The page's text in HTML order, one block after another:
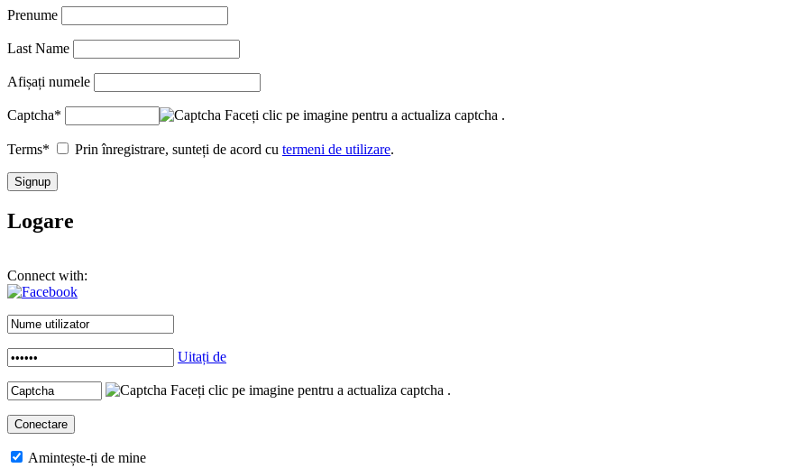
Prenume
Last Name
Afișați numele
Captcha* Faceți clic pe imagine pentru a actualiza captcha .
Terms* Prin înregistrare, sunteți de acord cu termeni de utilizare.
Logare
Connect with:
Uitați de
Faceți clic pe imagine pentru a actualiza captcha .
Amintește-ți de mine